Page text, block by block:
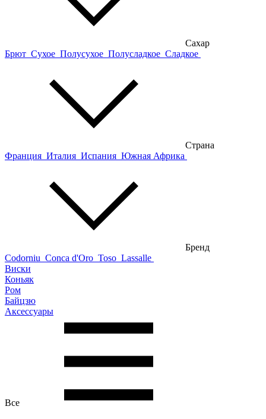
Сахар
Брют Сухое Полусухое Полусладкое Сладкое
Страна
Франция Италия Испания Южная Африка
Бренд
Codorniu Conca d'Oro Toso Lassalle
Виски
Коньяк
Ром
Байцзю
Аксессуары
Все